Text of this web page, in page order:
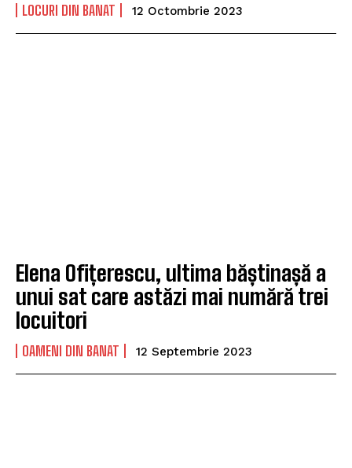
LOCURI DIN BANAT 12 Octombrie 2023
Elena Ofițerescu, ultima băștinașă a
unui sat care astăzi mai numără trei
locuitori
OAMENI DIN BANAT 12 Septembrie 2023